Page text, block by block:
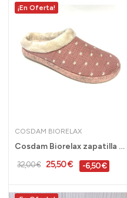
¡En Oferta!
COSDAM BIORELAX
Cosdam Biorelax zapatilla de casa con plantilla...
32,00 € 25,50 € -6,50 €